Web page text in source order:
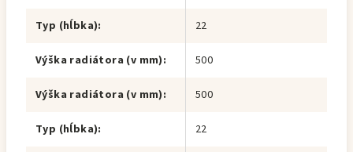
Typ (hĺbka): 22
Výška radiátora (v mm): 500
Výška radiátora (v mm): 500
Typ (hĺbka): 22